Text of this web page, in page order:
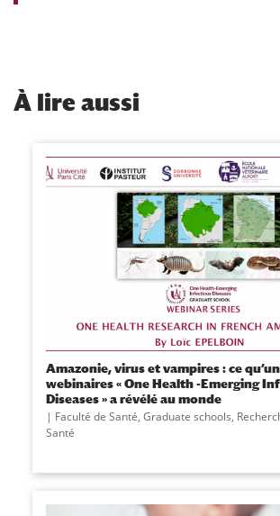
À lire aussi
Amazonie, virus et vampires : ce
webinaires « One Health -Emerging
Diseases » a révélé au monde
Faculté de Santé, Graduate schools,
Santé